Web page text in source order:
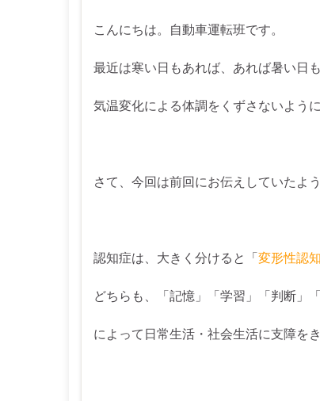
こんにちは。自動車運転班です。
最近は寒い日もあれば、あれば暑い日
気温変化による体調をくずさないよう
さて、今回は前回にお伝えしていたよ
認知症は、大きく分けると「変形性認
どちらも、「記憶」「学習」「判断」
によって日常生活・社会生活に支障を